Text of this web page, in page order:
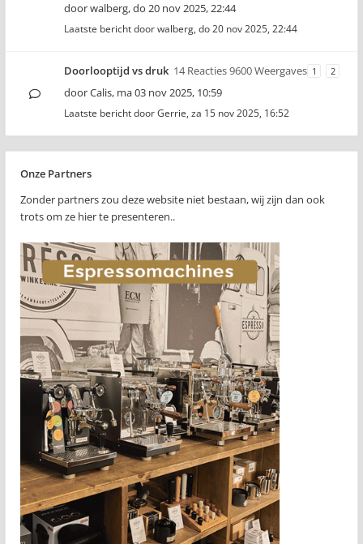
doorwalberg,do 20 nov 2025, 22:44
Laatste bericht doorwalberg, do 20 nov 2025, 22:44
Doorlooptijd vs druk 14 Reacties 9600 Weergaves 1 2
doorCalis, ma 03 nov 2025, 10:59
Laatste bericht doorGerrie, za 15 nov 2025, 16:52
Onze Partners
Zonder partners zou deze website niet bestaan, wij zijn dan ook
trots om ze hier te presenteren..